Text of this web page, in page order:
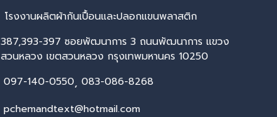
โรงงานผลิตผ้ากันเปื้อนและปลอกแขนพลาสติก
387,393-397 ซอยพัฒนาการ 3 ถนนพัฒนาการ แขวง
สวนหลวง เขตสวนหลวง กรุงเทพมหานคร 10250
097-140-0550, 083-086-8268
pchemandtext@hotmail.com